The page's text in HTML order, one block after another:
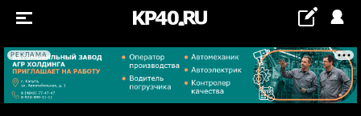
РЕКЛАМА
+26...+27 °С